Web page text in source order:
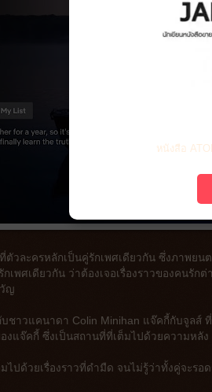
วละครหลักเป็นคู่รักเพศเดียวกัน ซึ่งภาพยนต
พศเดียวกัน ว่าต้องเจอเรื่องราวของคนรัก
ญ
บชาวแคนาดา Colin Minihan แจ๊คกี้กับจูลส์
งแจ๊คกี้ ซึ่งเป็นสถานที่ที่เต็มไปด้วยความหลั
ไปด้วยเรื่องราวที่ดำมืด จนไม่รู้ว่าทั้งคู่จะรอ
หนังสือ